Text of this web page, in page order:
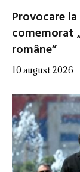
Provocare
comemorat
române”
10 august 2026